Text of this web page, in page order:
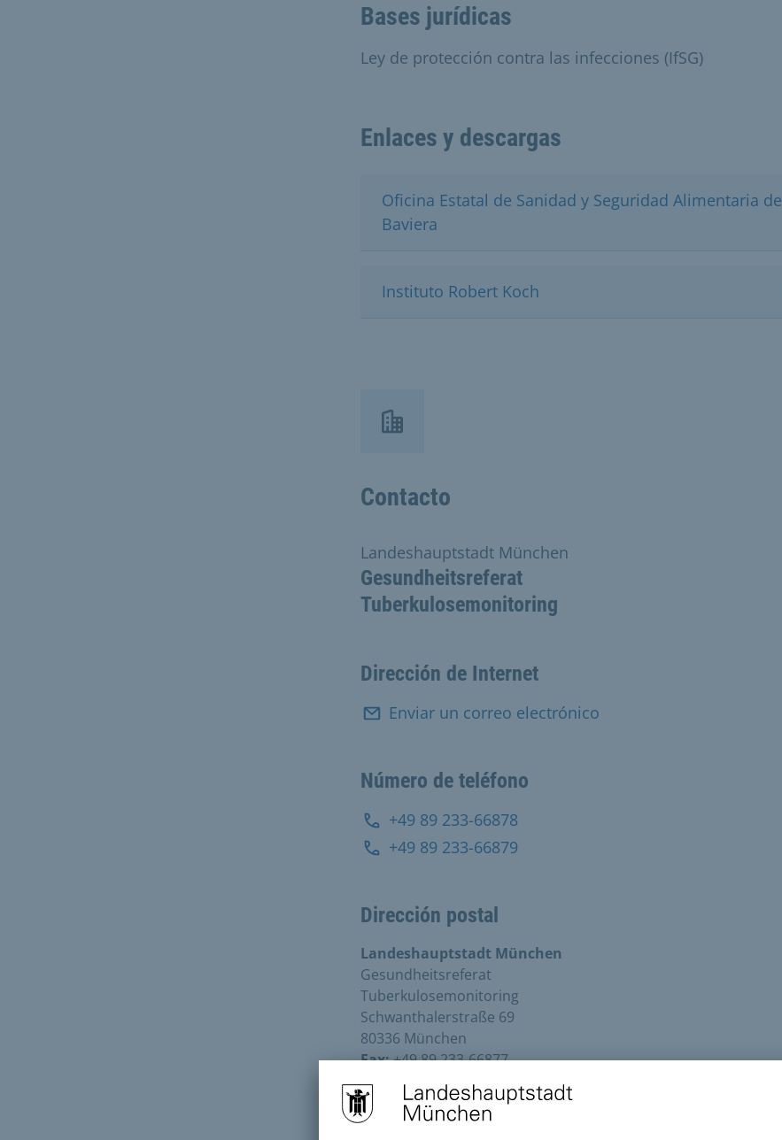
Bases jurídicas
Ley de protección contra las infecciones (IfSG)
Enlaces y descargas
Oficina Estatal de Sanidad y Seguridad Alimentaria de
Baviera
Instituto Robert Koch
Contacto
Gesundheitsreferat
Tuberkulosemonitoring
Landeshauptstadt München
Dirección de Internet
Enviar un correo electrónico
Número de teléfono
+49 89 233-66878
+49 89 233-66879
Dirección postal
Landeshauptstadt München
Gesundheitsreferat
Tuberkulosemonitoring
Schwanthalerstraße 69
80336 München
Fax:+49 89 233-66877
Dirección de contacto